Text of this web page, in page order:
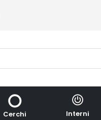
Cerchi Interni